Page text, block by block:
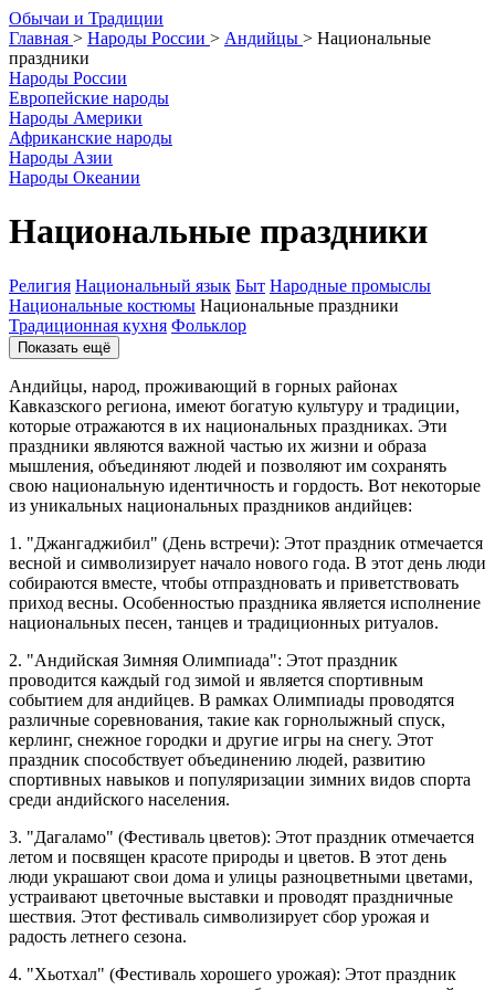
Обычаи и Традиции
Главная > Народы России > Андийцы > Национальные
праздники
Народы России
Европейские народы
Народы Америки
Африканские народы
Народы Азии
Народы Океании
Национальные праздники
Религия Национальный язык Быт Народные промыслы
Национальные костюмы Национальные праздники
Традиционная кухня Фольклор
Показать ещё
Андийцы, народ, проживающий в горных районах
Кавказского региона, имеют богатую культуру и традиции,
которые отражаются в их национальных праздниках. Эти
праздники являются важной частью их жизни и образа
мышления, объединяют людей и позволяют им сохранять
свою национальную идентичность и гордость. Вот некоторые
из уникальных национальных праздников андийцев:
1. "Джангаджибил" (День встречи): Этот праздник отмечается
весной и символизирует начало нового года. В этот день люди
собираются вместе, чтобы отпраздновать и приветствовать
приход весны. Особенностью праздника является исполнение
национальных песен, танцев и традиционных ритуалов.
2. "Андийская Зимняя Олимпиада": Этот праздник
проводится каждый год зимой и является спортивным
событием для андийцев. В рамках Олимпиады проводятся
различные соревнования, такие как горнолыжный спуск,
керлинг, снежное городки и другие игры на снегу. Этот
праздник способствует объединению людей, развитию
спортивных навыков и популяризации зимних видов спорта
среди андийского населения.
3. "Дагаламо" (Фестиваль цветов): Этот праздник отмечается
летом и посвящен красоте природы и цветов. В этот день
люди украшают свои дома и улицы разноцветными цветами,
устраивают цветочные выставки и проводят праздничные
шествия. Этот фестиваль символизирует сбор урожая и
радость летнего сезона.
4. "Хьотхал" (Фестиваль хорошего урожая): Этот праздник